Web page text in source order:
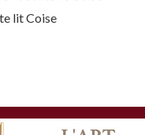
lit Coise